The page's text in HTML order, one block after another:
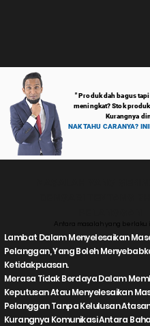
" Produk dah bagus
meningkat? Stok
Kurangnya
NAK TAHU CARANYA?
Antara masalah yang berlaku
Lambat Dalam Menyelesaikan
Pelanggan, Yang Boleh
Ketidakpuasan.
Merasa Tidak Berdaya Dalam
Keputusan Atau Menyelesaikan
Pelanggan Tanpa Kelulusan
Kurangnya Komunikasi Antara